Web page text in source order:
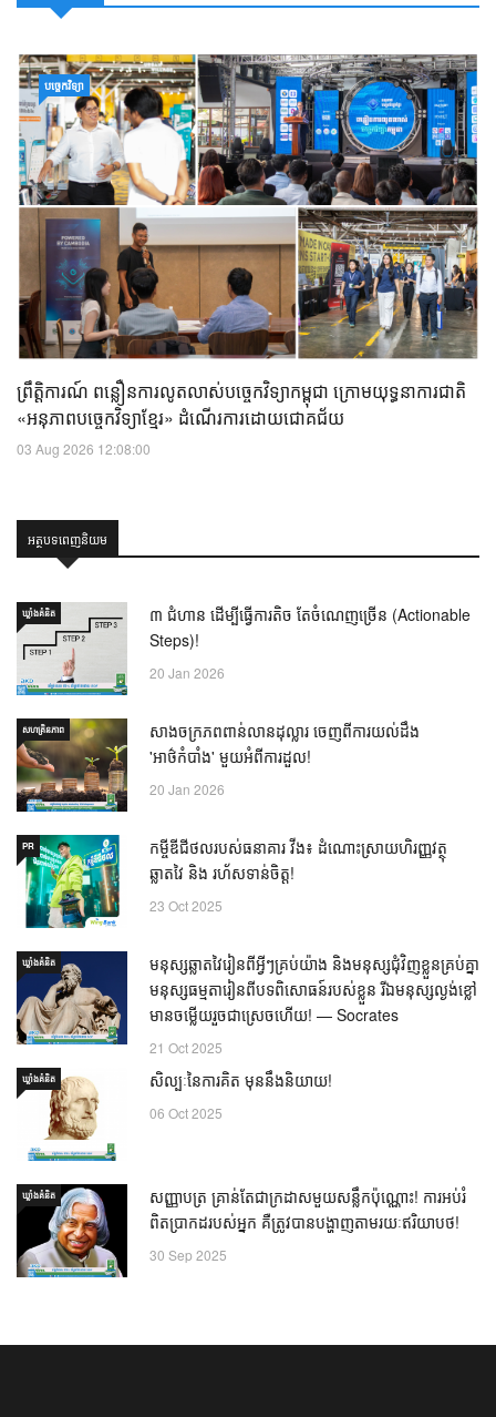
បច្ចេកវិទ្យា
ព្រឹត្តិការណ៍ ពន្លឿនការលូតលាស់បច្ចេកវិទ្យាកម្ពុជា ក្រោមយុទ្ធនាការជាតិ
«អនុភាពបច្ចេកវិទ្យាខ្មែរ» ដំណើរការដោយជោគជ័យ
03 Aug 2026 12:08:00
អត្ថបទពេញនិយម
ឃ្លាំង​គំនិត
៣ ជំហាន ដើម្បីធ្វើការតិច តែចំណេញច្រើន (Actionable
Steps)!
20 Jan 2026
សហគ្រិនភាព
សាងចក្រភពពាន់លានដុល្លារ ចេញពីការយល់ដឹង
'អាថ៌កំបាំង' មួយអំពីការដួល!
20 Jan 2026
PR
កម្ចីឌីជីថលរបស់ធនាគារ វីង៖ ដំណោះស្រាយហិរញ្ញវត្ថុ
ឆ្លាតវៃ និង រហ័សទាន់ចិត្ត!
23 Oct 2025
ឃ្លាំង​គំនិត
មនុស្សឆ្លាតវៃរៀនពីអ្វីៗគ្រប់យ៉ាង និងមនុស្សជុំវិញខ្លួនគ្រប់គ្នា
មនុស្សធម្មតារៀនពីបទពិសោធន៍របស់ខ្លួន រីឯមនុស្សល្ងង់ខ្លៅ
មានចម្លើយរួចជាស្រេចហើយ! — Socrates
21 Oct 2025
ឃ្លាំង​គំនិត សិល្បៈនៃការគិត មុននឹងនិយាយ!
06 Oct 2025
ឃ្លាំង​គំនិត
សញ្ញាបត្រ គ្រាន់តែជាក្រដាសមួយសន្លឹកប៉ុណ្ណោះ! ការអប់រំ
ពិតប្រាកដរបស់អ្នក គឺត្រូវបានបង្ហាញតាមរយៈឥរិយាបថ!
30 Sep 2025